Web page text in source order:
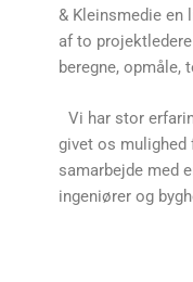
& Kleinsmedie en
af to
beregne, opmåle,
Vi har stor
givet os
samarbejde med
ingeniører og